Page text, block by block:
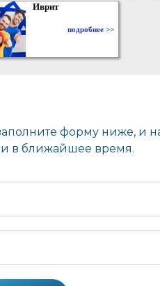
Иврит
подробнее >>